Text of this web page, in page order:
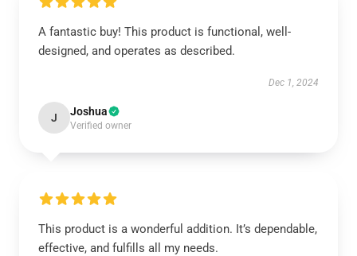
A fantastic buy! This product is functional, well-
designed, and operates as described.
Dec 1, 2024
J Joshua
Verified owner
This product is a wonderful addition. It’s dependable,
effective, and fulfills all my needs.